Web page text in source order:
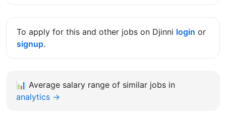
To apply for this and other jobs on Djinni login or
signup.
📊 Average salary range of similar jobs in
analytics →